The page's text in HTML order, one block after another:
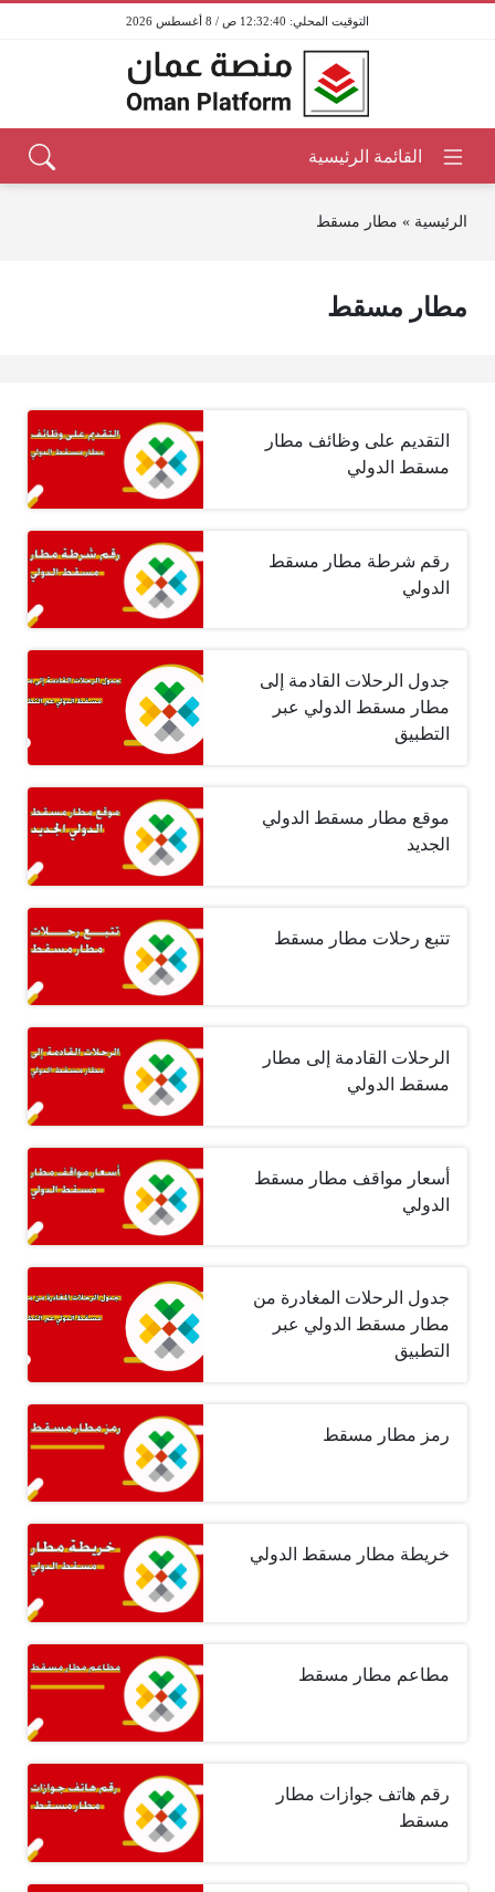
12:32:40 ص / 8 أغسطس 2026
الرئيسية » مطار مسقط
مطار مسقط
التقديم على وظائف مطار
مسقط الدولي
رقم شرطة مطار مسقط
الدولي
جدول الرحلات القادمة إلى
مطار مسقط الدولي عبر
التطبيق
موقع مطار مسقط الدولي
الجديد
تتبع رحلات مطار مسقط
الرحلات القادمة إلى مطار
مسقط الدولي
أسعار مواقف مطار مسقط
الدولي
جدول الرحلات المغادرة من
مطار مسقط الدولي عبر
التطبيق
رمز مطار مسقط
خريطة مطار مسقط الدولي
مطاعم مطار مسقط
رقم هاتف جوازات مطار
مسقط